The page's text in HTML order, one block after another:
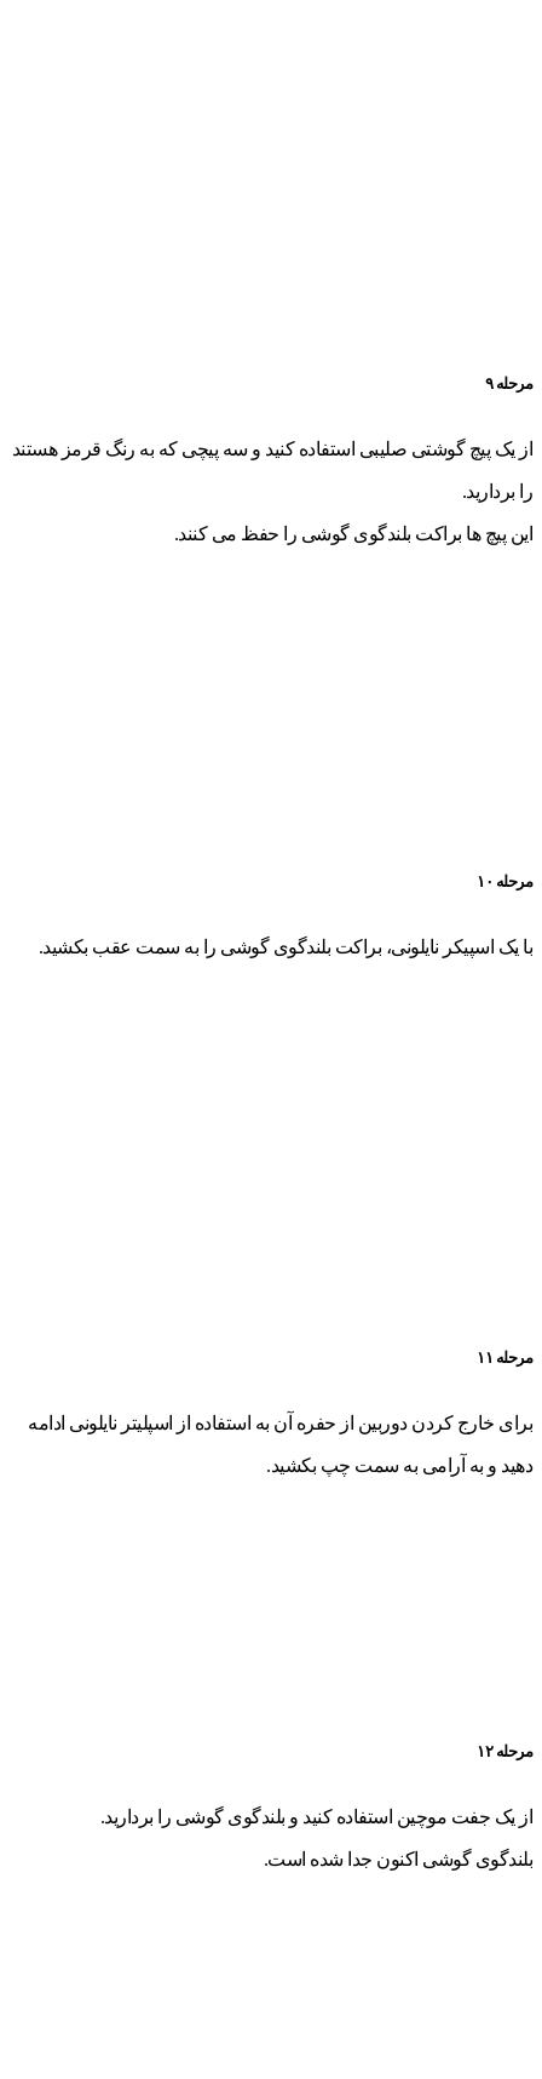
مرحله ۹
از یک پیچ گوشتی صلیبی استفاده کنید و سه پیچی که به رنگ قرمز هستند
را بردارید.
این پیچ ها براکت بلندگوی گوشی را حفظ می کنند.
مرحله ۱۰
با یک اسپیکر نایلونی، براکت بلندگوی گوشی را به سمت عقب بکشید.
مرحله ۱۱
برای خارج کردن دوربین از حفره آن به استفاده از اسپلیتر نایلونی ادامه
دهید و به آرامی به سمت چپ بکشید.
مرحله ۱۲
از یک جفت موچین استفاده کنید و بلندگوی گوشی را بردارید.
بلندگوی گوشی اکنون جدا شده است.